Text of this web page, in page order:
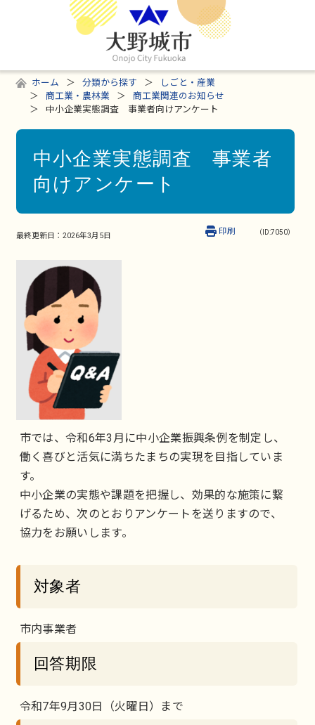
ホーム 分類から探す
しごと・産業
商工業・農林業
商工業関連のお知らせ
中小企業実態調査 事業者向けアンケート
中小企業実態調査 事業者
向けアンケート
最終更新日： 2026年3月5日 （ID:7050）
印刷
市では、令和6年3月に中小企業振興条例を制定し、
働く喜びと活気に満ちたまちの実現を目指していま
す。
中小企業の実態や課題を把握し、効果的な施策に繋
げるため、次のとおりアンケートを送りますので、
協力をお願いします。
対象者
市内事業者
回答期限
令和7年9月30日（火曜日）まで